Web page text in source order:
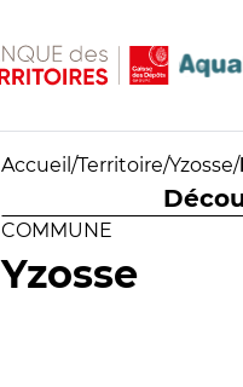
Accueil /Territoire/Yzosse/
COMMUNE
Yzosse